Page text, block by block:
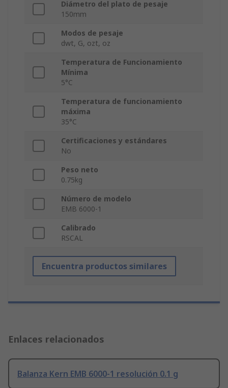
Diámetro del plato de pesaje
150mm
Modos de pesaje
dwt, G, ozt, oz
Temperatura de Funcionamiento
Mínima
5°C
Temperatura de funcionamiento
máxima
35°C
Certificaciones y estándares
No
Peso neto
0.75kg
Número de modelo
EMB 6000-1
Calibrado
RSCAL
Encuentra productos similares
Enlaces relacionados
Balanza Kern EMB 6000-1 resolución 0.1 g